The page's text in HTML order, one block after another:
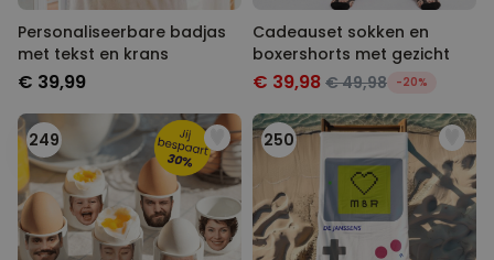
Personaliseerbare badjas
met tekst en krans
€ 39,99
Cadeauset sokken en
boxershorts met gezicht
€ 39,98 € 49,98 -20%
249 250